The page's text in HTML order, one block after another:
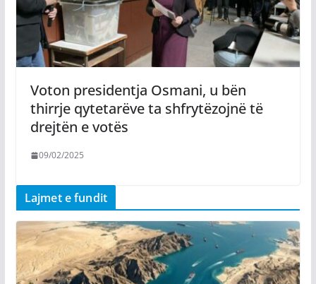
Voton presidentja Osmani, u bën
thirrje qytetarëve ta shfrytëzojnë të
drejtën e votës
09/02/2025
Lajmet e fundit